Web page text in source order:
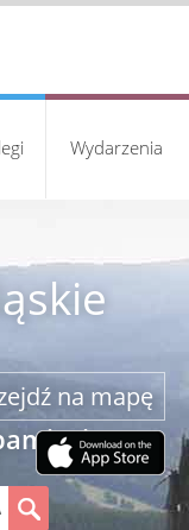
Wydarzenia
na mapę